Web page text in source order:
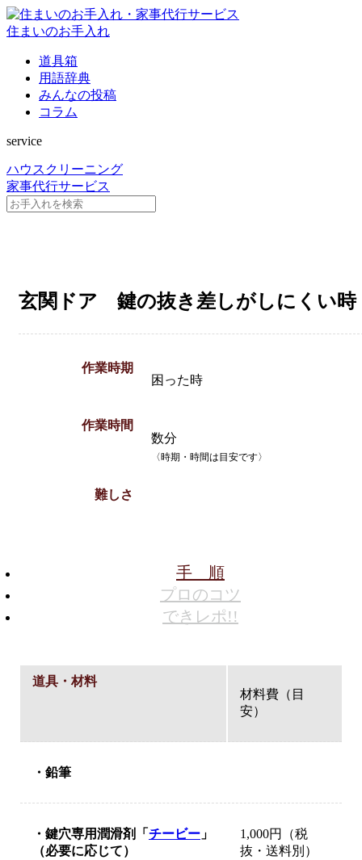
住まいのお手入れ
道具箱
用語辞典
みんなの投稿
コラム
service
ハウスクリーニング
家事代行サービス
玄関ドア 鍵の抜き差しがしにくい時
作業時期
困った時
作業時間
数分
〈時期・時間は目安です〉
難しさ
手 順
プロのコツ
できレポ!!
道具・材料
材料費（目
安）
鉛筆
鍵穴専用潤滑剤「 チービー 」
（必要に応じて）
1,000円（税
抜・送料別）